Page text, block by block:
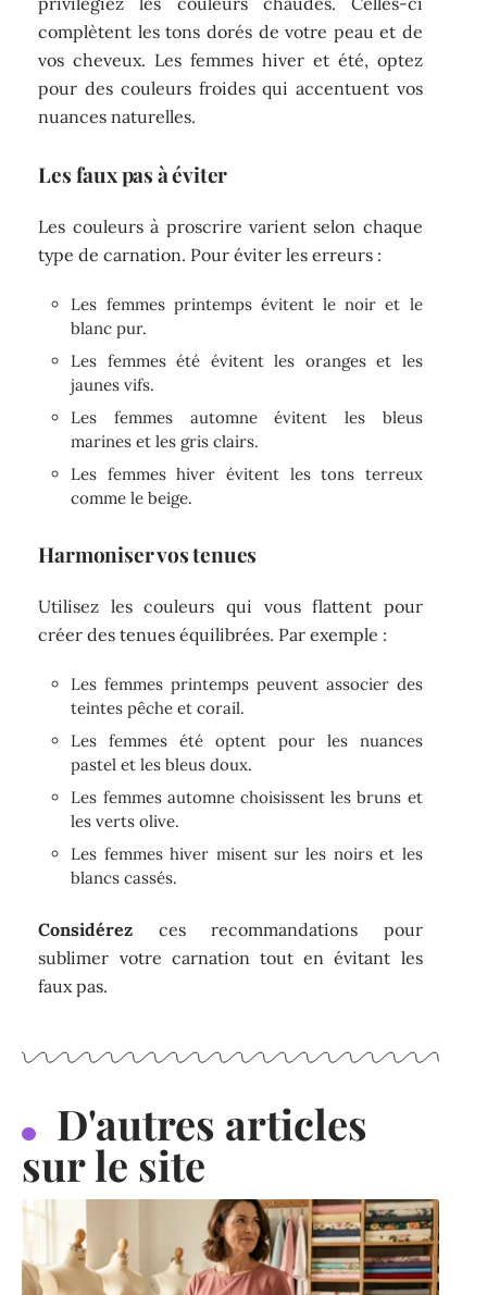
complètent les tons dorés de votre peau et de
vos cheveux. Les femmes hiver et été, optez
pour des couleurs froides qui accentuent vos
nuances naturelles.
Les faux pas à éviter
Les couleurs à proscrire varient selon chaque
type de carnation. Pour éviter les erreurs :
Les femmes printemps évitent le noir et le
blanc pur.
Les femmes été évitent les oranges et les
jaunes vifs.
Les femmes automne évitent les bleus
marines et les gris clairs.
Les femmes hiver évitent les tons terreux
comme le beige.
Harmoniser vos tenues
Utilisez les couleurs qui vous flattent pour
créer des tenues équilibrées. Par exemple :
Les femmes printemps peuvent associer des
teintes pêche et corail.
Les femmes été optent pour les nuances
pastel et les bleus doux.
Les femmes automne choisissent les bruns et
les verts olive.
Les femmes hiver misent sur les noirs et les
blancs cassés.
Considérez ces recommandations pour
sublimer votre carnation tout en évitant les
faux pas.
D'autres articles
sur le site